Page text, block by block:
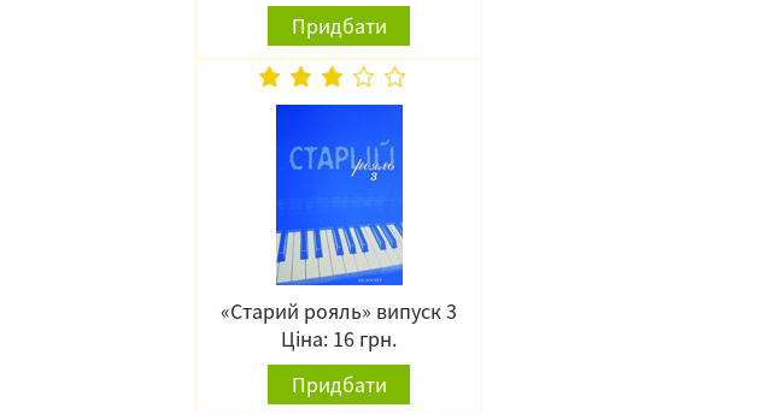
Придбати
«Старий рояль» випуск 3
Ціна: 16 грн.
Придбати